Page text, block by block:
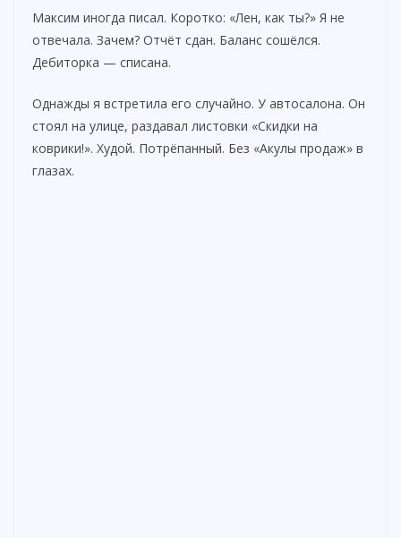
Максим иногда писал. Коротко: «Лен, как ты?» Я не
отвечала. Зачем? Отчёт сдан. Баланс сошёлся.
Дебиторка — списана.
Однажды я встретила его случайно. У автосалона. Он
стоял на улице, раздавал листовки «Скидки на
коврики!». Худой. Потрёпанный. Без «Акулы продаж» в
глазах.